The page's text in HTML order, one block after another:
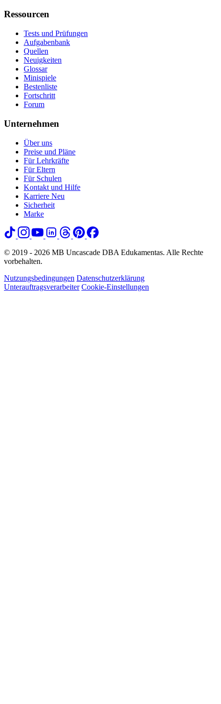
Ressourcen
Tests und Prüfungen
Aufgabenbank
Quellen
Neuigkeiten
Glossar
Minispiele
Bestenliste
Fortschritt
Forum
Unternehmen
Über uns
Preise und Pläne
Für Lehrkräfte
Für Eltern
Für Schulen
Kontakt und Hilfe
Karriere Neu
Sicherheit
Marke
© 2019 - 2026 MB Uncascade DBA Edukamentas. Alle Rechte
vorbehalten.
Nutzungsbedingungen Datenschutzerklärung
Unterauftragsverarbeiter Cookie-Einstellungen